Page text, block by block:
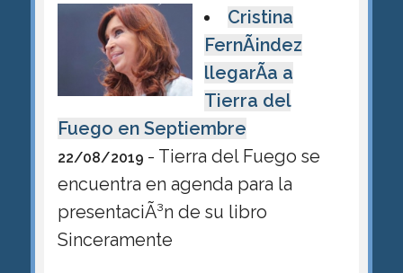
Cristina
FernÃ¡ndez
llegarÃ­a a
Tierra del
Fuego en Septiembre
22/08/2019 - Tierra del Fuego se
encuentra en agenda para la
presentaciÃ³n de su libro
Sinceramente